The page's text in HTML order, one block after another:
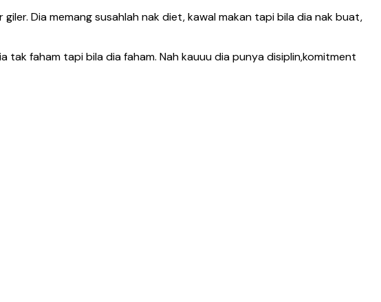
Dia memang susahlah nak diet, kawal makan tapi bila dia nak buat,
tak faham tapi bila dia faham. Nah kauuu dia punya disiplin,komitment